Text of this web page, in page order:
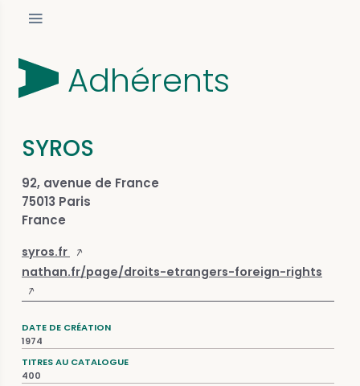
Adhérents
SYROS
92, avenue de France
75013 Paris
France
syros.fr
nathan.fr/page/droits-etrangers-foreign-rights
DATE DE CRÉATION
1974
TITRES AU CATALOGUE
400